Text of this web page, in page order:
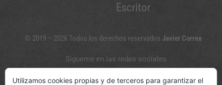
Escritor
© 2019 – 2026 Todos los derechos reservados Javier Correa
Sígueme en las redes sociales
Utilizamos cookies propias y de terceros para garantizar el